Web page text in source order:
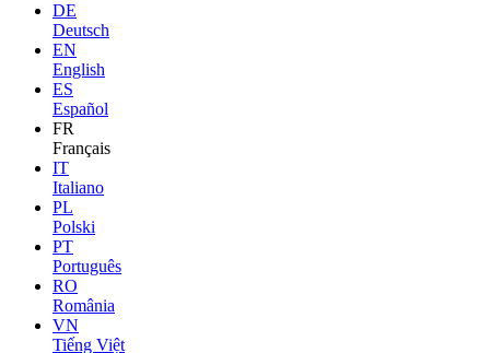
DE
Deutsch
EN
English
ES
Español
FR
Français
IT
Italiano
PL
Polski
PT
Português
RO
România
VN
Tiếng Việt